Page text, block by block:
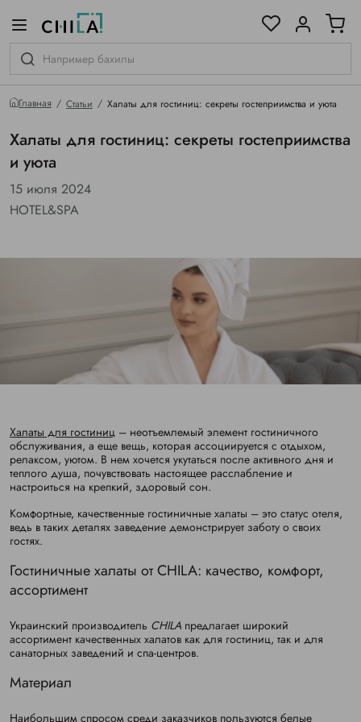
Главная Статьи Халаты для гостиниц: секреты гостеприимства и уюта
Халаты для гостиниц: секреты гостеприимства
и уюта
15 июля 2024
HOTEL&SPA
Халаты для гостиниц – неотъемлемый элемент гостиничного
обслуживания, а еще вещь, которая ассоциируется с отдыхом,
релаксом, уютом. В нем хочется укутаться после активного дня и
теплого душа, почувствовать настоящее расслабление и
настроиться на крепкий, здоровый сон.
Комфортные, качественные гостиничные халаты – это статус отеля,
ведь в таких деталях заведение демонстрирует заботу о своих
гостях.
Гостиничные халаты от CHILA: качество, комфорт,
ассортимент
Украинский производитель CHILA предлагает широкий
ассортимент качественных халатов как для гостиниц, так и для
санаторных заведений и спа-центров.
Материал
Наибольшим спросом среди заказчиков пользуются белые
гамме